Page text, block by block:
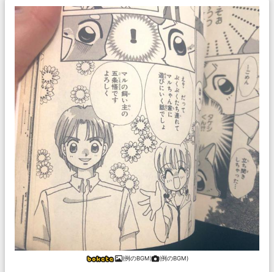
(例のBGM) (例のBGM)